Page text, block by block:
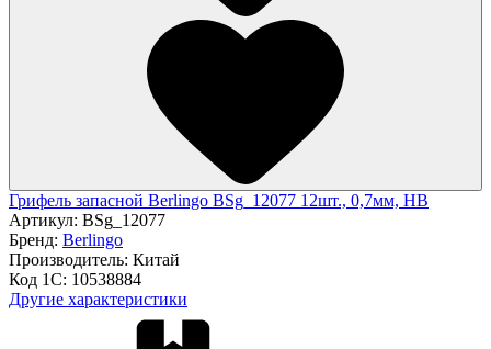
Грифель запасной Berlingo BSg_12077 12шт., 0,7мм, HB
Артикул: BSg_12077
Бренд: Berlingo
Производитель: Китай
Код 1С: 10538884
Другие характеристики